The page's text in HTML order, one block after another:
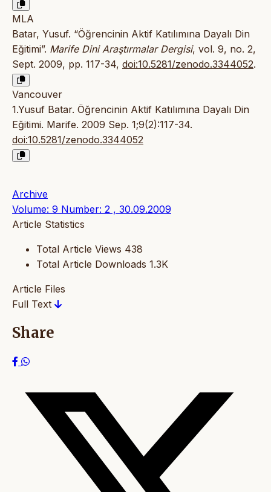
MLA
Batar, Yusuf. “Öğrencinin Aktif Katılımına Dayalı Din
Eğitimi”. Marife Dini Araştırmalar Dergisi, vol. 9, no. 2,
Sept. 2009, pp. 117-34, doi:10.5281/zenodo.3344052.
Vancouver
1.Yusuf Batar. Öğrencinin Aktif Katılımına Dayalı Din
Eğitimi. Marife. 2009 Sep. 1;9(2):117-34.
doi:10.5281/zenodo.3344052
Archive
Volume: 9 Number: 2 , 30.09.2009
Article Statistics
Total Article Views 438
Total Article Downloads 1.3K
Article Files
Full Text
Share